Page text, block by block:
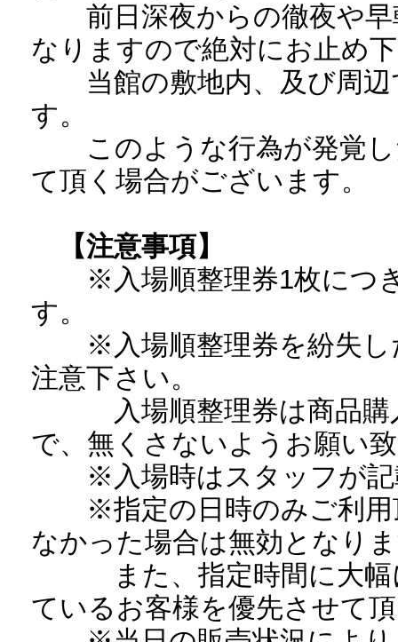
前日深夜からの徹夜や早
なりますので絶対にお止め
当館の敷地内、及び周辺
す。
このような行為が発覚し
て頂く場合がございます。
【注意事項】
※入場順整理券1枚につき
す。
※入場順整理券を紛失し
注意下さい。
入場順整理券は商品購入
で、無くさないようお願い
※入場時はスタッフが記
※指定の日時のみご利用
なかった場合は無効となり
また、指定時間に大幅に
ているお客様を優先させて